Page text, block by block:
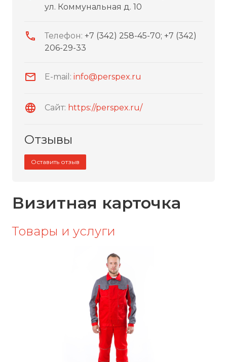
ул. Коммунальная д. 10
Телефон: +7 (342) 258-45-70; +7 (342)
206-29-33
E-mail: info@perspex.ru
Сайт: https://perspex.ru/
Отзывы
Оставить отзыв
Визитная карточка
Товары и услуги